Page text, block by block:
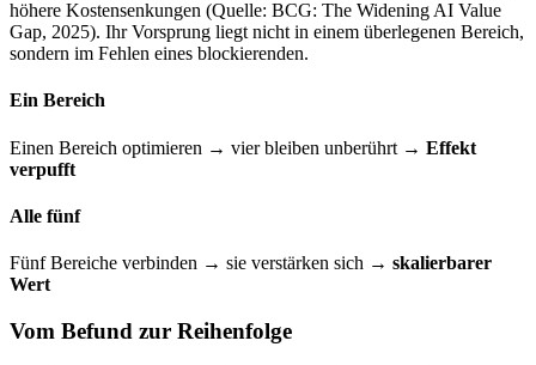
höhere Kostensenkungen (Quelle: BCG: The Widening AI Value
Gap, 2025). Ihr Vorsprung liegt nicht in einem überlegenen Bereich,
sondern im Fehlen eines blockierenden.
Ein Bereich
Einen Bereich optimieren → vier bleiben unberührt → Effekt
verpufft
Alle fünf
Fünf Bereiche verbinden → sie verstärken sich → skalierbarer
Wert
Vom Befund zur Reihenfolge